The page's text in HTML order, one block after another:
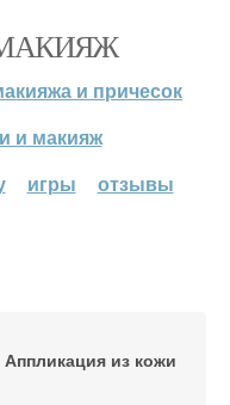
и причесок
и макияж
игры отзывы
Аппликация из кожи